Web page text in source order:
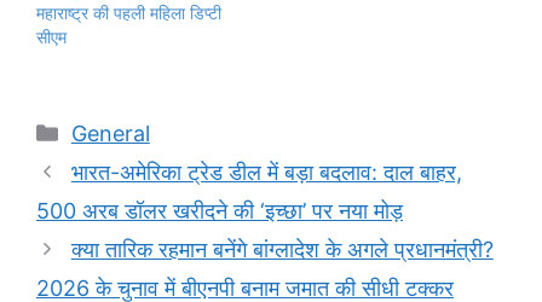
महाराष्ट्र की पहली महिला डिप्टी
सीएम
Categories
General
भारत-अमेरिका ट्रेड डील में बड़ा बदलाव: दाल बाहर,
500 अरब डॉलर खरीदने की ‘इच्छा’ पर नया मोड़
क्या तारिक रहमान बनेंगे बांग्लादेश के अगले प्रधानमंत्री?
2026 के चुनाव में बीएनपी बनाम जमात की सीधी टक्कर